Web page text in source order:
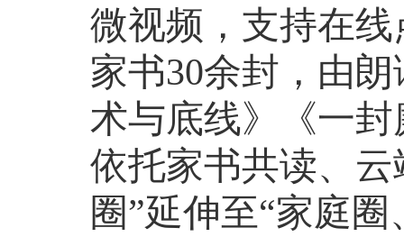
微视频，支持在
家书30余封，由
术与底线》《一
依托家书共读、
圈”延伸至“家庭